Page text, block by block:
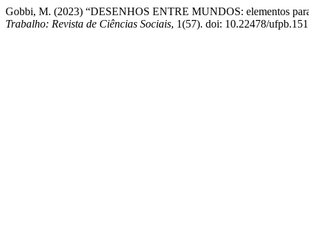
Gobbi, M. (2023) “DESENHOS ENTRE MUNDOS: elementos para
Trabalho: Revista de Ciências Sociais, 1(57). doi: 10.22478/